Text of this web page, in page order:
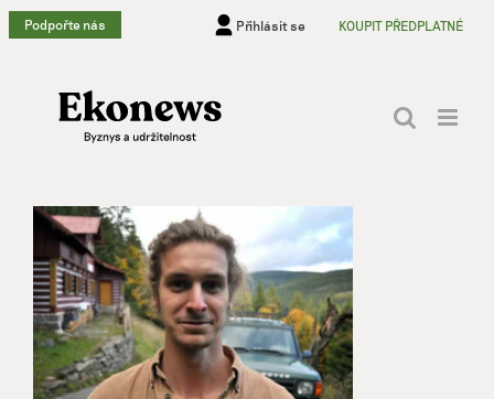
Přeskočit
na
Podpořte nás Přihlásit se KOUPIT PŘEDPLATNÉ